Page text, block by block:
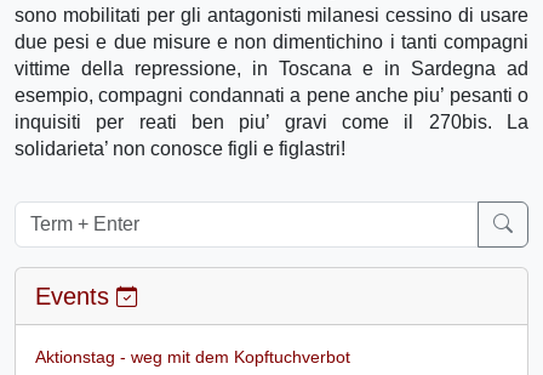
sono mobilitati per gli antagonisti milanesi cessino di usare
due pesi e due misure e non dimentichino i tanti compagni
vittime della repressione, in Toscana e in Sardegna ad
esempio, compagni condannati a pene anche piu’ pesanti o
inquisiti per reati ben piu’ gravi come il 270bis. La
solidarieta’ non conosce figli e figlastri!
Events
Aktionstag - weg mit dem Kopftuchverbot